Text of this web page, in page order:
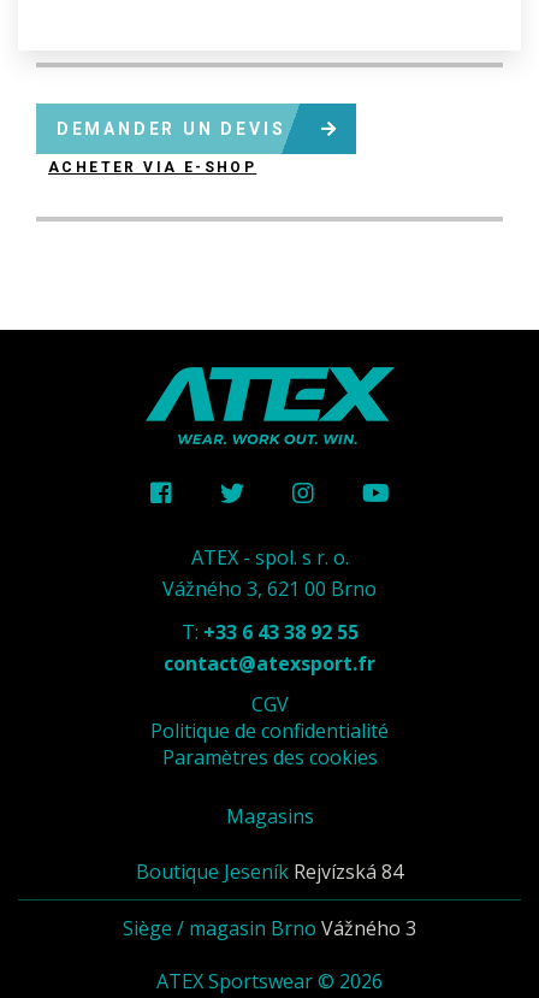
DEMANDER UN DEVIS
ACHETER VIA E-SHOP
ATEX - spol. s r. o.
Vážného 3, 621 00 Brno
T: +33 6 43 38 92 55
contact@atexsport.fr
CGV
Politique de confidentialité
Paramètres des cookies
Magasins
Boutique Jeseník Rejvízská 84
Siège / magasin Brno Vážného 3
ATEX Sportswear © 2026